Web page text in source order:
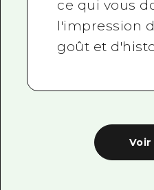
ce qui vous
l'impression
goût et
Voir